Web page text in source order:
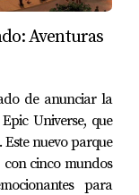
Aventuras
de anunciar la
Universe, que
Este nuevo parque
con cinco mundos
para